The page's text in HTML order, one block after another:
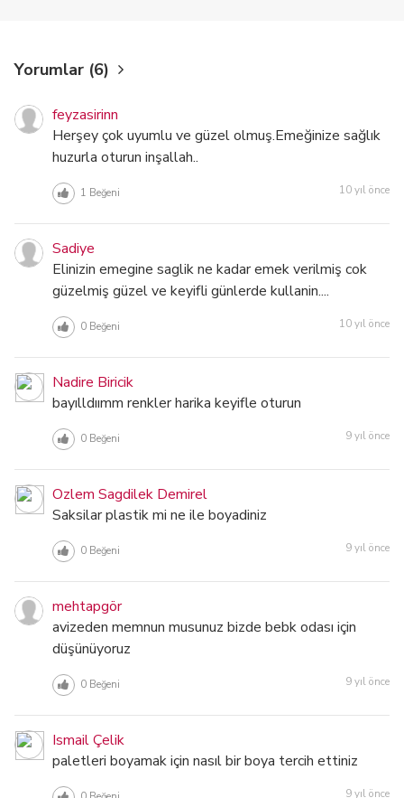
Yorumlar (6)
feyzasirinn
Herşey çok uyumlu ve güzel olmuş.Emeğinize sağlık
huzurla oturun inşallah..
1 Beğeni 10 yıl önce
Sadiye
Elinizin emegine saglik ne kadar emek verilmiş cok
güzelmiş güzel ve keyifli günlerde kullanin....
0Beğeni 10 yıl önce
Nadire Biricik
bayılldıımm renkler harika keyifle oturun
0Beğeni 9 yıl önce
Ozlem Sagdilek Demirel
Saksilar plastik mi ne ile boyadiniz
0Beğeni 9 yıl önce
mehtapgör
avizeden memnun musunuz bizde bebk odası için
düşünüyoruz
0Beğeni 9 yıl önce
Ismail Çelik
paletleri boyamak için nasıl bir boya tercih ettiniz
9 yıl önce